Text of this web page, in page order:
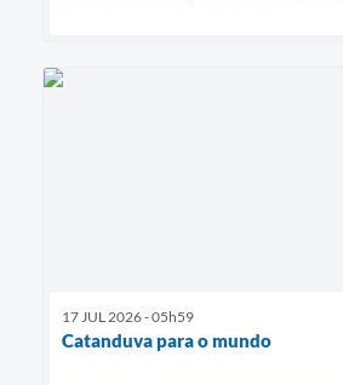
17 JUL 2026 - 05h59
Catanduva para o mundo